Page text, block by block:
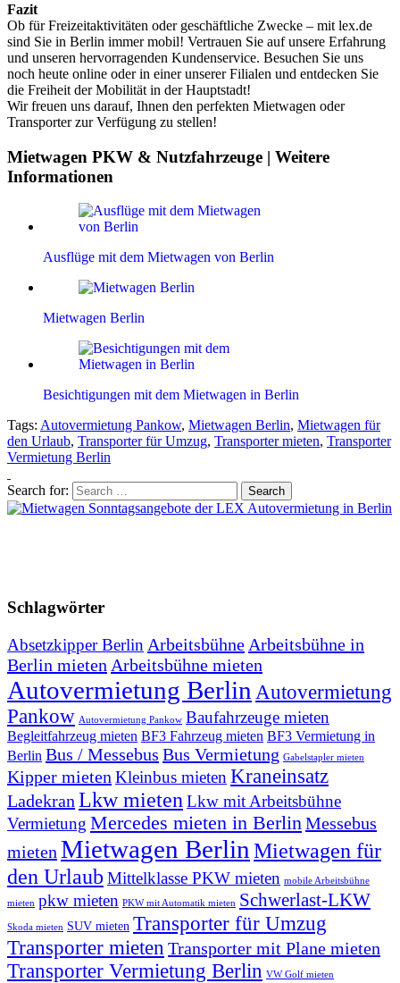
Fazit
Ob für Freizeitaktivitäten oder geschäftliche Zwecke – mit lex.de
sind Sie in Berlin immer mobil! Vertrauen Sie auf unsere Erfahrung
und unseren hervorragenden Kundenservice. Besuchen Sie uns
noch heute online oder in einer unserer Filialen und entdecken Sie
die Freiheit der Mobilität in der Hauptstadt!
Wir freuen uns darauf, Ihnen den perfekten Mietwagen oder
Transporter zur Verfügung zu stellen!
Mietwagen PKW & Nutzfahrzeuge | Weitere
Informationen
Ausflüge mit dem Mietwagen von Berlin
Mietwagen Berlin
Besichtigungen mit dem Mietwagen in Berlin
Tags: Autovermietung Pankow, Mietwagen Berlin, Mietwagen für
den Urlaub, Transporter für Umzug, Transporter mieten, Transporter
Vermietung Berlin
Search for:
Schlagwörter
Absetzkipper Berlin Arbeitsbühne Arbeitsbühne in
Berlin mieten Arbeitsbühne mieten
Autovermietung Berlin Autovermietung
Pankow Autovermietung Pankow Baufahrzeuge mieten
Begleitfahrzeug mieten BF3 Fahrzeug mieten BF3 Vermietung in
Berlin Bus / Messebus Bus Vermietung Gabelstapler mieten
Kipper mieten Kleinbus mieten Kraneinsatz
Ladekran Lkw mieten Lkw mit Arbeitsbühne
Vermietung Mercedes mieten in Berlin Messebus
mieten Mietwagen Berlin Mietwagen für
den Urlaub Mittelklasse PKW mieten mobile Arbeitsbühne
mieten pkw mieten PKW mit Automatik mieten Schwerlast-LKW
Skoda mieten SUV mieten Transporter für Umzug
Transporter mieten Transporter mit Plane mieten
Transporter Vermietung Berlin VW Golf mieten